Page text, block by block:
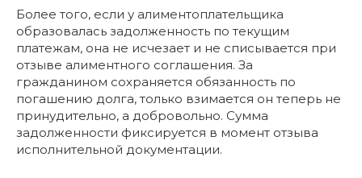
Более того, если у алиментоплательщика
образовалась задолженность по текущим
платежам, она не исчезает и не списывается при
отзыве алиментного соглашения. За
гражданином сохраняется обязанность по
погашению долга, только взимается он теперь не
принудительно, а добровольно. Сумма
задолженности фиксируется в момент отзыва
исполнительной документации.